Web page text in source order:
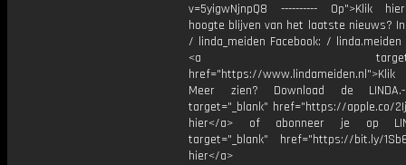
v=5yigwNjnpQ8 ---------- Op">Klik
hoogte blijven van het laatste nieuws?
/ linda_meiden Facebook: /
<a
href="https://
Meer zien? Download de
target="_blank" href="https://apple.co/
hier</a> of abonneer je op
target="_blank" href="https://bit.ly/
hier</a>